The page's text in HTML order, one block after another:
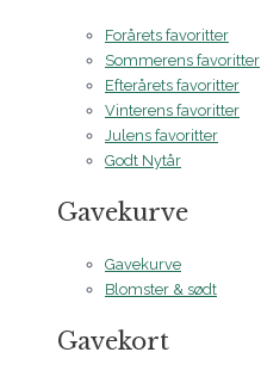
Forårets favoritter
Sommerens favoritter
Efterårets favoritter
Vinterens favoritter
Julens favoritter
Godt Nytår
Gavekurve
Gavekurve
Blomster & sødt
Gavekort